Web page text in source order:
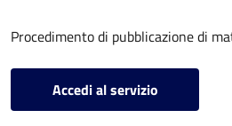
Procedimento di pubblicazione di
Accedi al servizio